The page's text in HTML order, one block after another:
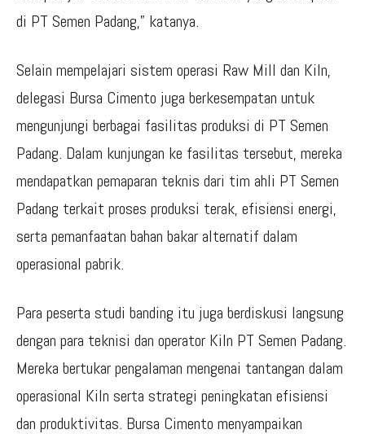
di PT Semen Padang,” katanya.
Selain mempelajari sistem operasi Raw Mill dan Kiln,
delegasi Bursa Cimento juga berkesempatan untuk
mengunjungi berbagai fasilitas produksi di PT Semen
Padang. Dalam kunjungan ke fasilitas tersebut, mereka
mendapatkan pemaparan teknis dari tim ahli PT Semen
Padang terkait proses produksi terak, efisiensi energi,
serta pemanfaatan bahan bakar alternatif dalam
operasional pabrik.
Para peserta studi banding itu juga berdiskusi langsung
dengan para teknisi dan operator Kiln PT Semen Padang.
Mereka bertukar pengalaman mengenai tantangan dalam
operasional Kiln serta strategi peningkatan efisiensi
dan produktivitas. Bursa Cimento menyampaikan